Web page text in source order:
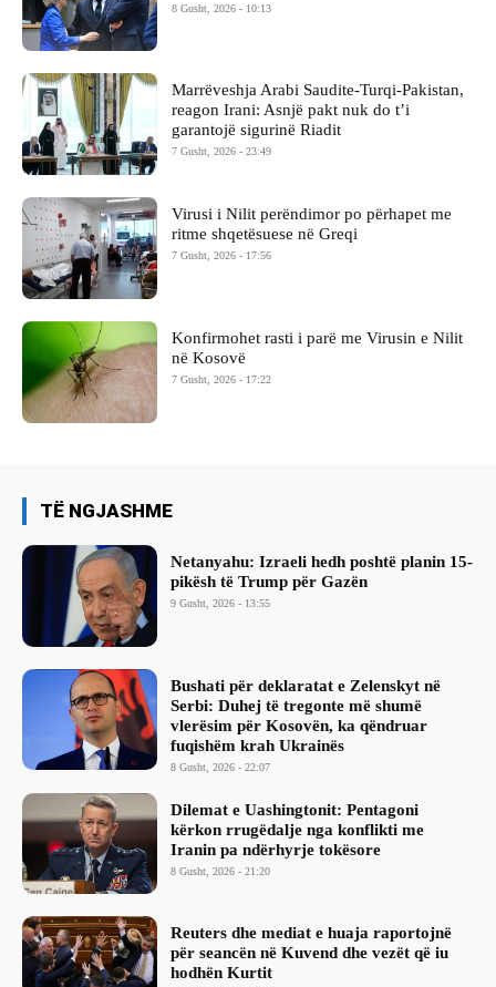
8 Gusht, 2026 - 10:13
Marrëveshja Arabi Saudite-Turqi-Pakistan,
reagon Irani: Asnjë pakt nuk do t’i
garantojë sigurinë Riadit
7 Gusht, 2026 - 23:49
Virusi i Nilit perëndimor po përhapet me
ritme shqetësuese në Greqi
7 Gusht, 2026 - 17:56
Konfirmohet rasti i parë me Virusin e Nilit
në Kosovë
7 Gusht, 2026 - 17:22
TË NGJASHME
Netanyahu: Izraeli hedh poshtë planin 15-
pikësh të Trump për Gazën
9 Gusht, 2026 - 13:55
Bushati për deklaratat e Zelenskyt në
Serbi: Duhej të tregonte më shumë
vlerësim për Kosovën, ka qëndruar
fuqishëm krah Ukrainës
8 Gusht, 2026 - 22:07
Dilemat e Uashingtonit: Pentagoni
kërkon rrugëdalje nga konflikti me
Iranin pa ndërhyrje tokësore
8 Gusht, 2026 - 21:20
Reuters dhe mediat e huaja raportojnë
për seancën në Kuvend dhe vezët që iu
hodhën Kurtit